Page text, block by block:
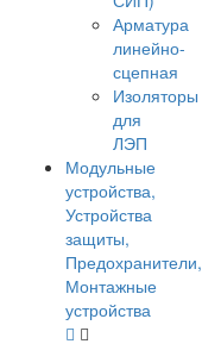
Арматура
линейно-
сцепная
Изоляторы
для
ЛЭП
Модульные
устройства,
Устройства
защиты,
Предохранители,
Монтажные
устройства